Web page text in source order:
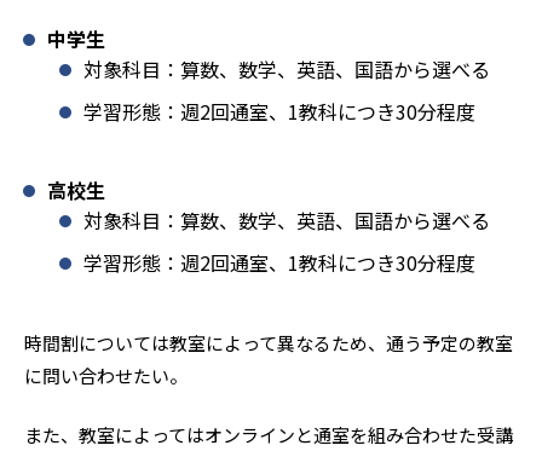
中学生
対象科目：算数、数学、英語、国語から選べる
学習形態：週2回通室、1教科につき30分程度
高校生
対象科目：算数、数学、英語、国語から選べる
学習形態：週2回通室、1教科につき30分程度
時間割については教室によって異なるため、通う予定の教室
に問い合わせたい。
また、教室によってはオンラインと通室を組み合わせた受講